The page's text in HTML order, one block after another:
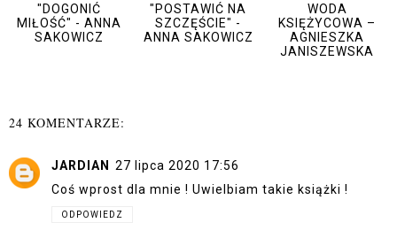
"DOGONIĆ
MIŁOŚĆ" - ANNA
SAKOWICZ
"POSTAWIĆ NA
SZCZĘŚCIE" -
ANNA SAKOWICZ
WODA
KSIĘŻYCOWA –
AGNIESZKA
JANISZEWSKA
24 KOMENTARZE:
JARDIAN
27 lipca 2020 17:56
Coś wprost dla mnie ! Uwielbiam takie książki !
ODPOWIEDZ